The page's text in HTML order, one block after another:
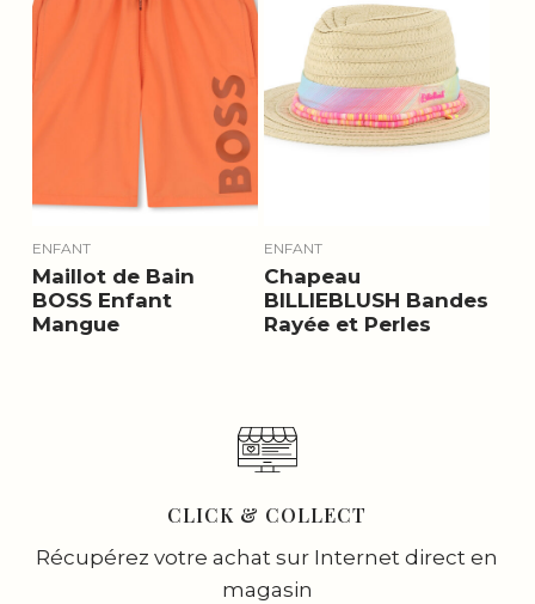
ENFANT
Maillot de Bain
BOSS Enfant
Mangue
ENFANT
Chapeau
BILLIEBLUSH Bandes
Rayée et Perles
CLICK & COLLECT
Récupérez votre achat sur Internet direct en
magasin